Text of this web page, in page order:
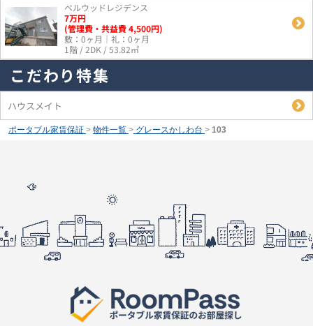
ベルウッドレジデンス
7万円
(管理費・共益費 4,500円)
敷：0ヶ月｜礼：0ヶ月
1階 / 2DK / 53.82㎡
こだわり特集
ハウスメイト
ポータブル家賃保証 > 物件一覧 > グレースかしわ台 > 103